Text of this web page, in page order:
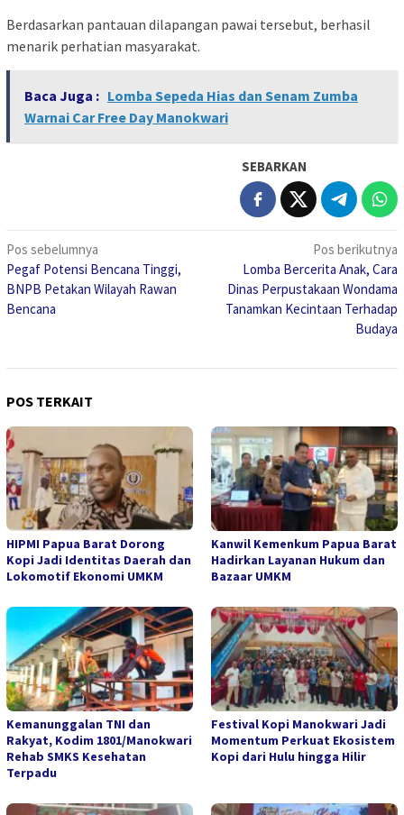
Berdasarkan pantauan dilapangan pawai tersebut, berhasil
menarik perhatian masyarakat.
Baca Juga : Lomba Sepeda Hias dan Senam Zumba
Warnai Car Free Day Manokwari
SEBARKAN
Navigasi
pos
Pos sebelumnya
Pegaf Potensi Bencana Tinggi,
BNPB Petakan Wilayah Rawan
Bencana
Pos berikutnya
Lomba Bercerita Anak, Cara
Dinas Perpustakaan Wondama
Tanamkan Kecintaan Terhadap
Budaya
POS TERKAIT
HIPMI Papua Barat Dorong
Kopi Jadi Identitas Daerah dan
Lokomotif Ekonomi UMKM
Kanwil Kemenkum Papua Barat
Hadirkan Layanan Hukum dan
Bazaar UMKM
Kemanunggalan TNI dan
Rakyat, Kodim 1801/Manokwari
Rehab SMKS Kesehatan
Terpadu
Festival Kopi Manokwari Jadi
Momentum Perkuat Ekosistem
Kopi dari Hulu hingga Hilir